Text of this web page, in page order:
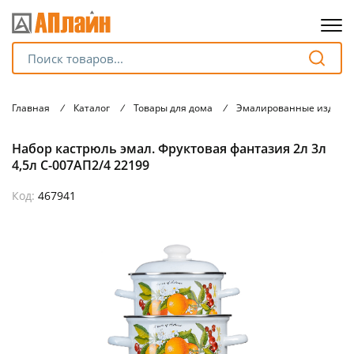
Главная / Каталог / Товары для дома / Эмалированные
Набор кастрюль эмал. Фруктовая фантазия 2л 3л
4,5л С-007АП2/4 22199
Код: 467941
оплатуна части